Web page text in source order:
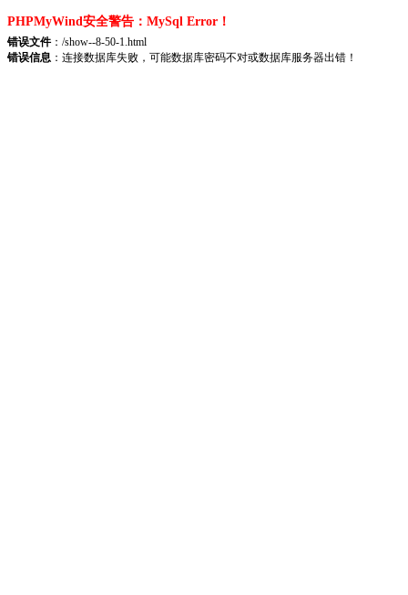
PHPMyWind安全警告：MySql Error！
错误文件：/show--8-50-1.html
错误信息 ：连接数据库失败，可能数据库密码不对或数据库服务器出错！